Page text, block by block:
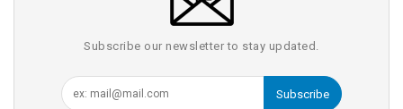
Subscribe our newsletter to stay updated.
Subscribe